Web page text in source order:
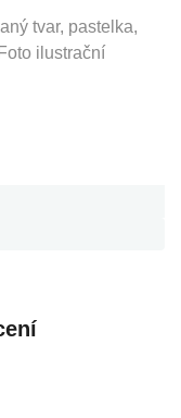
tvar, pastelka,
ilustrační